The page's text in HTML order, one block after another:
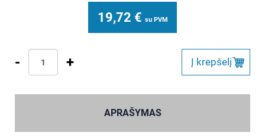
19,72 € su PVM
- + Į krepšelį
APRAŠYMAS